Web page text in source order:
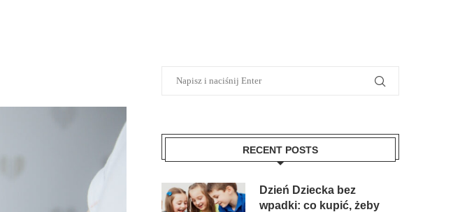
RECENT POSTS
Dzień Dziecka bez
wpadki: co kupić, żeby